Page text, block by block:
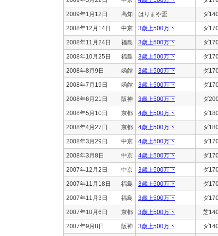
2009年1月12日 高知 はりまや盃 ダ
2008年12月14日 中京 3歳上500万下 ダ
2008年11月24日 福島 3歳上500万下 ダ
2008年10月25日 福島 3歳上500万下 ダ
2008年8月9日 函館 3歳上500万下 ダ
2008年7月19日 函館 3歳上500万下 ダ
2008年6月21日 阪神 3歳上500万下 ダ
2008年5月10日 京都 4歳上500万下 ダ
2008年4月27日 京都 4歳上500万下 ダ
2008年3月29日 中京 4歳上500万下 ダ
2008年3月8日 中京 4歳上500万下 ダ
2007年12月2日 中京 3歳上500万下 ダ
2007年11月18日 福島 3歳上500万下 ダ
2007年11月3日 福島 3歳上500万下 ダ
2007年10月6日 京都 3歳上500万下 芝
2007年9月8日 阪神 3歳上500万下 ダ